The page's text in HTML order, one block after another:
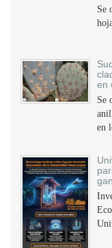
Se
en
Se
en